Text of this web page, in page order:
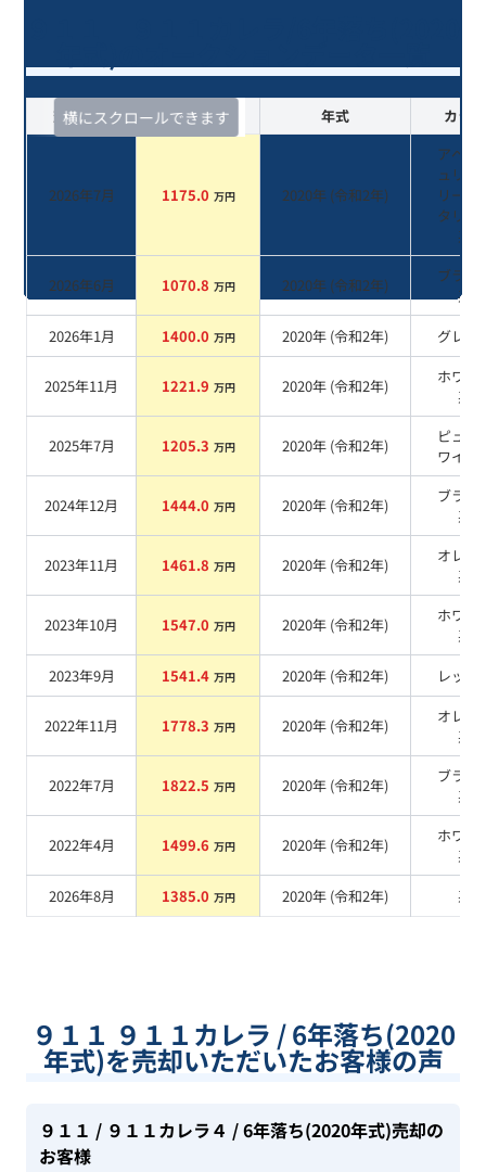
横にスクロールできます
査定時期 セルカ実績 年式 カラー
2026年7月 1175.0 万円 2020年 (令和2年)
アベン
ュリン
リーン
タリッ
系
2026年6月 1070.8 万円 2020年 (令和2年)
ブラッ
系
2026年1月
1400.0 万円 2020年 (令和2年) グレー
2025年11月 1221.9 万円 2020年 (令和2年)
ホワイ
系
2025年7月 1205.3 万円 2020年 (令和2年)
ピュア
ワイト
2024年12月 1444.0 万円 2020年 (令和2年)
ブラッ
系
2023年11月 1461.8 万円 2020年 (令和2年)
オレン
系
2023年10月 1547.0 万円 2020年 (令和2年)
ホワイ
系
2023年9月
1541.4 万円 2020年 (令和2年) レッド
2022年11月 1778.3 万円 2020年 (令和2年)
オレン
系
2022年7月 1822.5 万円 2020年 (令和2年)
ブラッ
系
2022年4月 1499.6 万円 2020年 (令和2年)
ホワイ
系
2026年8月
1385.0 万円 2020年 (令和2年) 系
９１１ ９１１カレラ / 6年落ち(2020
年式)を売却いただいたお客様の声
９１１ / ９１１カレラ４ / 6年落ち(2020年式)売却の
お客様